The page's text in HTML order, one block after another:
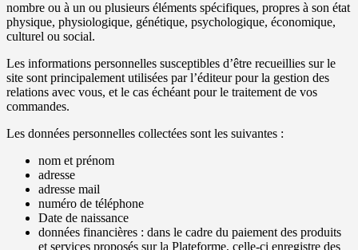
nombre ou à un ou plusieurs éléments spécifiques, propres à son état
physique, physiologique, génétique, psychologique, économique,
culturel ou social.
Les informations personnelles susceptibles d’être recueillies sur le
site sont principalement utilisées par l’éditeur pour la gestion des
relations avec vous, et le cas échéant pour le traitement de vos
commandes.
Les données personnelles collectées sont les suivantes :
nom et prénom
adresse
adresse mail
numéro de téléphone
Date de naissance
données financières : dans le cadre du paiement des produits
et services proposés sur la Plateforme, celle-ci enregistre des